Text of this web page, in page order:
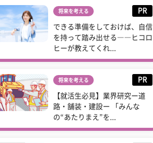
将来を考える PR
できる準備をしておけば、自信
を持って踏み出せる――ヒコロ
ヒーが教えてくれ...
将来を考える PR
【就活生必見】業界研究ー道
路・舗装・建設ー 「みんな
の“あたりまえ”を...